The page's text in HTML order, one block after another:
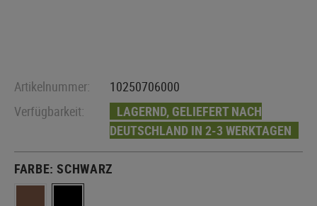
Artikelnummer:
10250706000
Verfügbarkeit:
LAGERND, GELIEFERT NACH
DEUTSCHLAND IN 2-3 WERKTAGEN
FARBE:SCHWARZ